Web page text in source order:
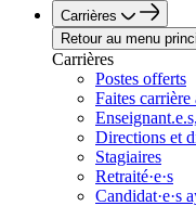
Carrières
Retour au menu
Carrières
Postes offerts
Faites carrière
Directions et
Stagiaires
Retraité·e·s
Candidat·e·s